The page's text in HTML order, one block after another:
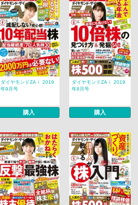
ダイヤモンドZAｉ 2019
年9月号
購入
ダイヤモンドZAｉ 2019
年8月号
購入